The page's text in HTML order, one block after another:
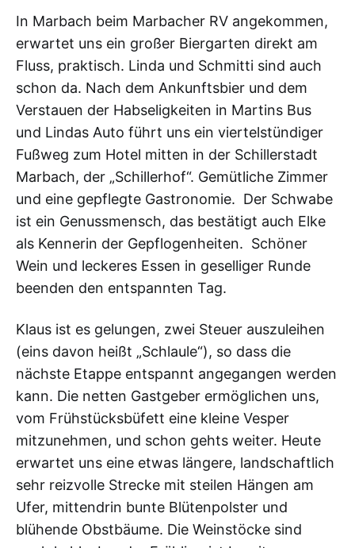
In Marbach beim Marbacher RV angekommen,
erwartet uns ein großer Biergarten direkt am
Fluss, praktisch. Linda und Schmitti sind auch
schon da. Nach dem Ankunftsbier und dem
Verstauen der Habseligkeiten in Martins Bus
und Lindas Auto führt uns ein viertelstündiger
Fußweg zum Hotel mitten in der Schillerstadt
Marbach, der „Schillerhof“. Gemütliche Zimmer
und eine gepflegte Gastronomie. Der Schwabe
ist ein Genussmensch, das bestätigt auch Elke
als Kennerin der Gepflogenheiten. Schöner
Wein und leckeres Essen in geselliger Runde
beenden den entspannten Tag.
Klaus ist es gelungen, zwei Steuer auszuleihen
(eins davon heißt „Schlaule“), so dass die
nächste Etappe entspannt angegangen werden
kann. Die netten Gastgeber ermöglichen uns,
vom Frühstücksbüfett eine kleine Vesper
mitzunehmen, und schon gehts weiter. Heute
erwartet uns eine etwas längere, landschaftlich
sehr reizvolle Strecke mit steilen Hängen am
Ufer, mittendrin bunte Blütenpolster und
blühende Obstbäume. Die Weinstöcke sind